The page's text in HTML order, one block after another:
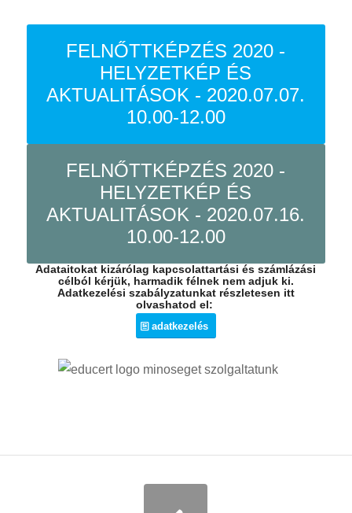
FELNŐTTKÉPZÉS 2020 -
HELYZETKÉP ÉS
AKTUALITÁSOK - 2020.07.07.
10.00-12.00
FELNŐTTKÉPZÉS 2020 -
HELYZETKÉP ÉS
AKTUALITÁSOK - 2020.07.16.
10.00-12.00
Adataitokat kizárólag kapcsolattartási és számlázási
célból kérjük, harmadik félnek nem adjuk ki.
Adatkezelési szabályzatunkat részletesen itt
olvashatod el:
adatkezelés